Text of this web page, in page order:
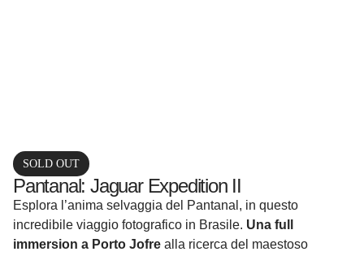
SOLD OUT
Pantanal: Jaguar Expedition II
Esplora l’anima selvaggia del Pantanal, in questo
incredibile viaggio fotografico in Brasile. Una full
immersion a Porto Jofre alla ricerca del maestoso